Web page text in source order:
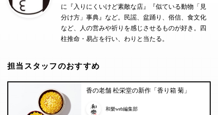
に『入りにくいけど素敵な店』『似ている動物「見
分け方」事典』など。民謡、盆踊り、俗信、食文化
など、人の営みや祈りを感じさせるものが好き。四
柱推命・易占を行い、わりと当たる。
担当スタッフのおすすめ
香の老舗 松栄堂の新作「香り箱 菊」
和樂web編集部